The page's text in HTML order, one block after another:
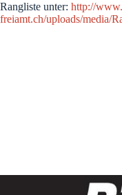
Rangliste unter: http://
freiamt.ch/uploads/media/